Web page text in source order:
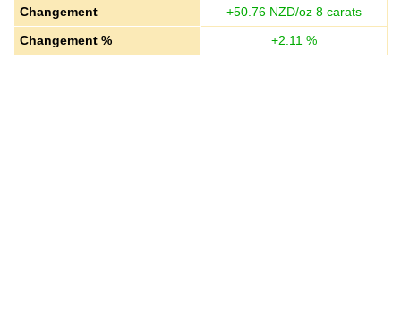
Changement
+50.76NZD/oz 8 carats
Changement %
+2.11 %